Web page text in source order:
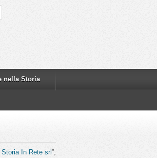
nella Storia
Storia In Rete srl”,